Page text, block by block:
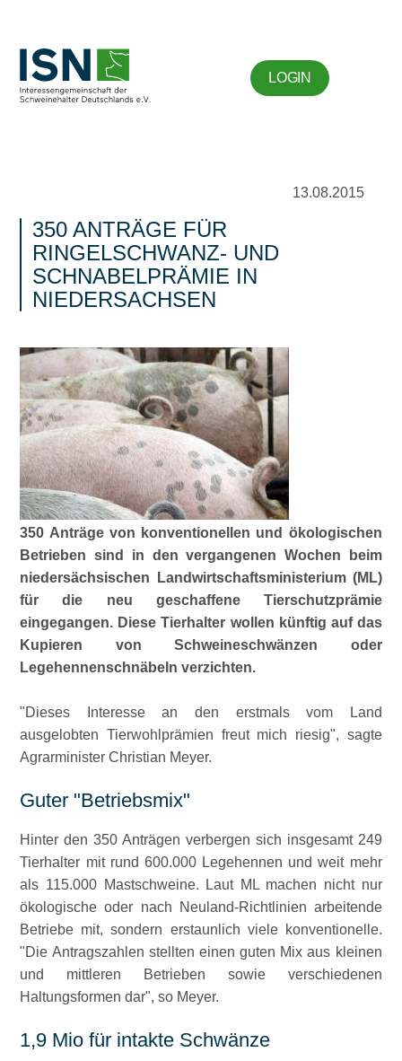
LOGIN
13.08.2015
350 ANTRÄGE FÜR
RINGELSCHWANZ- UND
SCHNABELPRÄMIE IN
NIEDERSACHSEN
350 Anträge von konventionellen und ökologischen
Betrieben sind in den vergangenen Wochen beim
niedersächsischen Landwirtschaftsministerium (ML)
für die neu geschaffene Tierschutzprämie
eingegangen. Diese Tierhalter wollen künftig auf das
Kupieren von Schweineschwänzen oder
Legehennenschnäbeln verzichten.
Dieses Interesse an den erstmals vom Land
ausgelobten Tierwohlprämien freut mich riesig , sagte
Agrarminister Christian Meyer.
Guter Betriebsmix
Hinter den 350 Anträgen verbergen sich insgesamt 249
Tierhalter mit rund 600.000 Legehennen und weit mehr
als 115.000 Mastschweine. Laut ML machen nicht nur
ökologische oder nach Neuland-Richtlinien arbeitende
Betriebe mit, sondern erstaunlich viele konventionelle.
Die Antragszahlen stellten einen guten Mix aus kleinen
und mittleren Betrieben sowie verschiedenen
Haltungsformen dar , so Meyer.
1,9 Mio für intakte Schwänze